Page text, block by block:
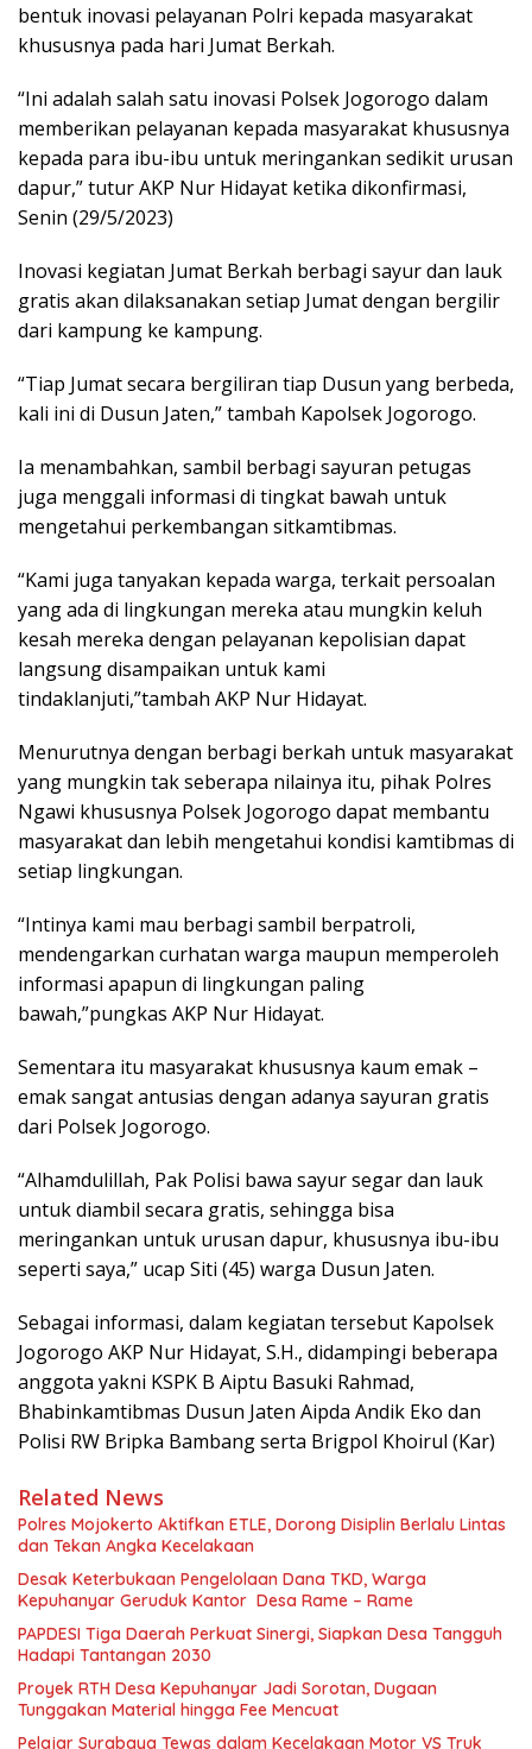
bentuk inovasi pelayanan Polri kepada masyarakat
khususnya pada hari Jumat Berkah.
“Ini adalah salah satu inovasi Polsek Jogorogo dalam
memberikan pelayanan kepada masyarakat khususnya
kepada para ibu-ibu untuk meringankan sedikit urusan
dapur,” tutur AKP Nur Hidayat ketika dikonfirmasi,
Senin (29/5/2023)
Inovasi kegiatan Jumat Berkah berbagi sayur dan lauk
gratis akan dilaksanakan setiap Jumat dengan bergilir
dari kampung ke kampung.
“Tiap Jumat secara bergiliran tiap Dusun yang berbeda,
kali ini di Dusun Jaten,” tambah Kapolsek Jogorogo.
Ia menambahkan, sambil berbagi sayuran petugas
juga menggali informasi di tingkat bawah untuk
mengetahui perkembangan sitkamtibmas.
“Kami juga tanyakan kepada warga, terkait persoalan
yang ada di lingkungan mereka atau mungkin keluh
kesah mereka dengan pelayanan kepolisian dapat
langsung disampaikan untuk kami
tindaklanjuti,”tambah AKP Nur Hidayat.
Menurutnya dengan berbagi berkah untuk masyarakat
yang mungkin tak seberapa nilainya itu, pihak Polres
Ngawi khususnya Polsek Jogorogo dapat membantu
masyarakat dan lebih mengetahui kondisi kamtibmas di
setiap lingkungan.
“Intinya kami mau berbagi sambil berpatroli,
mendengarkan curhatan warga maupun memperoleh
informasi apapun di lingkungan paling
bawah,”pungkas AKP Nur Hidayat.
Sementara itu masyarakat khususnya kaum emak –
emak sangat antusias dengan adanya sayuran gratis
dari Polsek Jogorogo.
“Alhamdulillah, Pak Polisi bawa sayur segar dan lauk
untuk diambil secara gratis, sehingga bisa
meringankan untuk urusan dapur, khususnya ibu-ibu
seperti saya,” ucap Siti (45) warga Dusun Jaten.
Sebagai informasi, dalam kegiatan tersebut Kapolsek
Jogorogo AKP Nur Hidayat, S.H., didampingi beberapa
anggota yakni KSPK B Aiptu Basuki Rahmad,
Bhabinkamtibmas Dusun Jaten Aipda Andik Eko dan
Polisi RW Bripka Bambang serta Brigpol Khoirul (Kar)
Related News
Polres Mojokerto Aktifkan ETLE, Dorong Disiplin Berlalu Lintas
dan Tekan Angka Kecelakaan
Desak Keterbukaan Pengelolaan Dana TKD, Warga
Kepuhanyar Geruduk Kantor Desa Rame – Rame
PAPDESI Tiga Daerah Perkuat Sinergi, Siapkan Desa Tangguh
Hadapi Tantangan 2030
Proyek RTH Desa Kepuhanyar Jadi Sorotan, Dugaan
Tunggakan Material hingga Fee Mencuat
Pelajar Surabaya Tewas dalam Kecelakaan Motor VS Truk